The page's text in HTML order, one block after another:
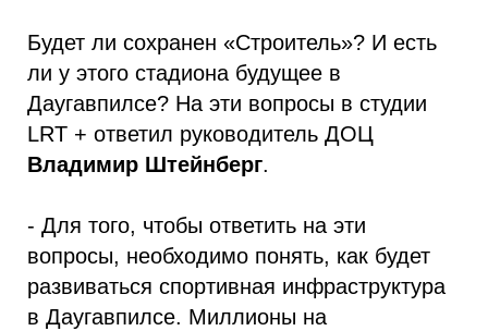
Будет ли сохранен «Строитель»? И есть
ли у этого стадиона будущее в
Даугавпилсе? На эти вопросы в студии
LRT + ответил руководитель ДОЦ
Владимир Штейнберг.
- Для того, чтобы ответить на эти
вопросы, необходимо понять, как будет
развиваться спортивная инфраструктура
в Даугавпилсе. Миллионы на